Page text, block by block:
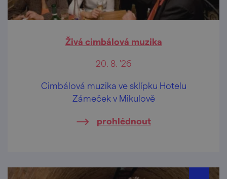
Živá cimbálová muzika
20. 8. '26
Cimbálová muzika ve sklípku Hotelu
Zámeček v Mikulově
prohlédnout